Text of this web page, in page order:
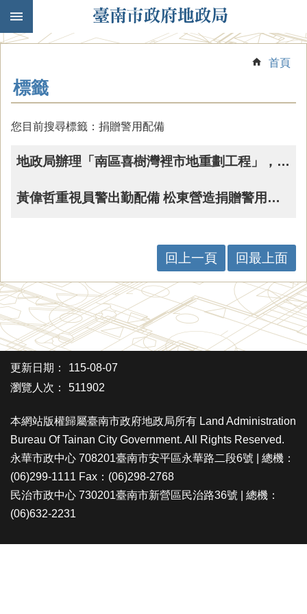
跳到主要內容區塊
首頁
標籤
您目前搜尋標籤：捐贈警用配備
地政局辦理「南區喜樹灣裡市地重劃工程」，施工廠商松東營造捐贈警用裝備，市政建設兼顧地方治安
黃偉哲重視員警出勤配備 松東營造捐贈警用裝備 強化執勤安全效能
回上一頁 回最上面
更新日期：
115-08-07
瀏覽人次：
511902
本網站版權歸屬臺南市政府地政局所有 Land Administration
Bureau Of Tainan City Government. All Rights Reserved.
永華市政中心 708201臺南市安平區永華路二段6號 | 總機：
(06)299-1111 Fax：(06)298-2768
民治市政中心 730201臺南市新營區民治路36號 | 總機：
(06)632-2231